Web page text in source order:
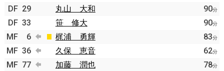
DF 29 丸山 大和 90分
DF 33 笹 修大 90分
MF 6 梶浦 勇輝 83分
MF 36 久保 恵音 62分
MF 77 加藤 潤也 78分